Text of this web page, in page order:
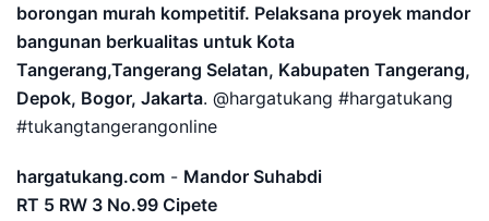
borongan murah kompetitif. Pelaksana proyek mandor
bangunan berkualitas untuk Kota
Tangerang,Tangerang Selatan, Kabupaten Tangerang,
Depok, Bogor, Jakarta. @hargatukang #hargatukang
#tukangtangerangonline
hargatukang.com - Mandor Suhabdi
RT 5 RW 3 No.99 Cipete